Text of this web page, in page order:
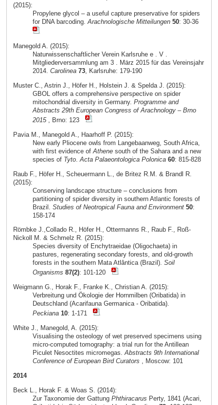
(2015):
Propylene glycol – a useful capture preservative for spiders
for DNA barcoding.Arachnologische Mitteilungen 50: 30-36
Manegold A. (2015):
Naturwissenschaftlicher Verein Karlsruhe e . V .
Mitgliederversammlung am 3 . März 2015 für das Vereinsjahr
2014. Carolinea 73, Karlsruhe: 179-190
Muster C., Astrin J., Höfer H., Holstein J. & Spelda J. (2015):
GBOL offers a comprehensive perspective on spider
mitochondrial diversity in Germany. Programme and
Abstracts 29th European Congress of Arachnology – Brno
2015, Brno: 123
Pavia M., Manegold A., Haarhoff P. (2015):
New early Pliocene owls from Langebaanweg, South Africa,
with first evidence of Athenesouth of the Sahara and a new
species of Tyto. Acta Palaeontologica Polonica 60: 815-828
Raub F., Höfer H., Scheuermann L., de Britez R.M. & Brandl R.
(2015):
Conserving landscape structure – conclusions from
partitioning of spider diversity in southern Atlantic forests of
Brazil. Studies of Neotropical Fauna and Environment 50:
158-174
Römbke J.,Collado R., Höfer H., Ottermanns R., Raub F., Roß-
Nickoll M. & Schmelz R. (2015):
Species diversity of Enchytraeidae (Oligochaeta) in
pastures, regenerating secondary forests, and old-growth
forests in the southern Mata Atlântica (Brazil). Soil
Organisms 87(2): 101-120
Weigmann G., Horak F., Franke K., Christian A. (2015):
Verbreitung und Ökologie der Hornmilben (Oribatida) in
Deutschland (Acarifauna Germanica - Oribatida).
Peckiana 10: 1-171
White J., Manegold, A. (2015):
Visualising the osteology of wet preserved specimens using
micro-computed tomography: a trial run for the Antillean
Piculet Nesoctites micromegas.Abstracts 9th International
Conference of European Bird Curators , Moscow: 101
2014
Beck L., Horak F. & Woas S. (2014):
Zur Taxonomie der Gattung Phthiracarus Perty, 1841 (Acari,